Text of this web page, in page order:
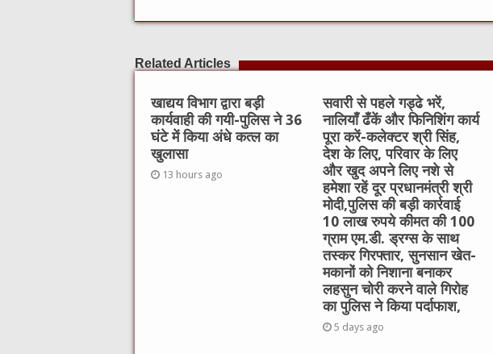
c
e
b
o
o
k
it
te
r
C
h
at
ai
l
ss
e
n
g
er
at
s
A
p
p
Related Articles
खाद्यय विभाग द्वारा बड़ी
कार्यवाही की गयी-पुलिस ने 36
घंटे में किया अंधे कत्ल का
खुलासा
13 hours ago
सवारी से पहले गड्ढे भरें,
नालियाँ ढँकें और फिनिशिंग कार्य
पूरा करें-कलेक्टर श्री सिंह,
देश के लिए, परिवार के लिए
और खुद अपने लिए नशे से
हमेशा रहें दूर प्रधानमंत्री श्री
मोदी,पुलिस की बड़ी कार्रवाई
10 लाख रुपये कीमत की 100
ग्राम एम.डी. ड्रग्स के साथ
तस्कर गिरफ्तार, सुनसान खेत-
मकानों को निशाना बनाकर
लहसुन चोरी करने वाले गिरोह
का पुलिस ने किया पर्दाफाश,
5 days ago